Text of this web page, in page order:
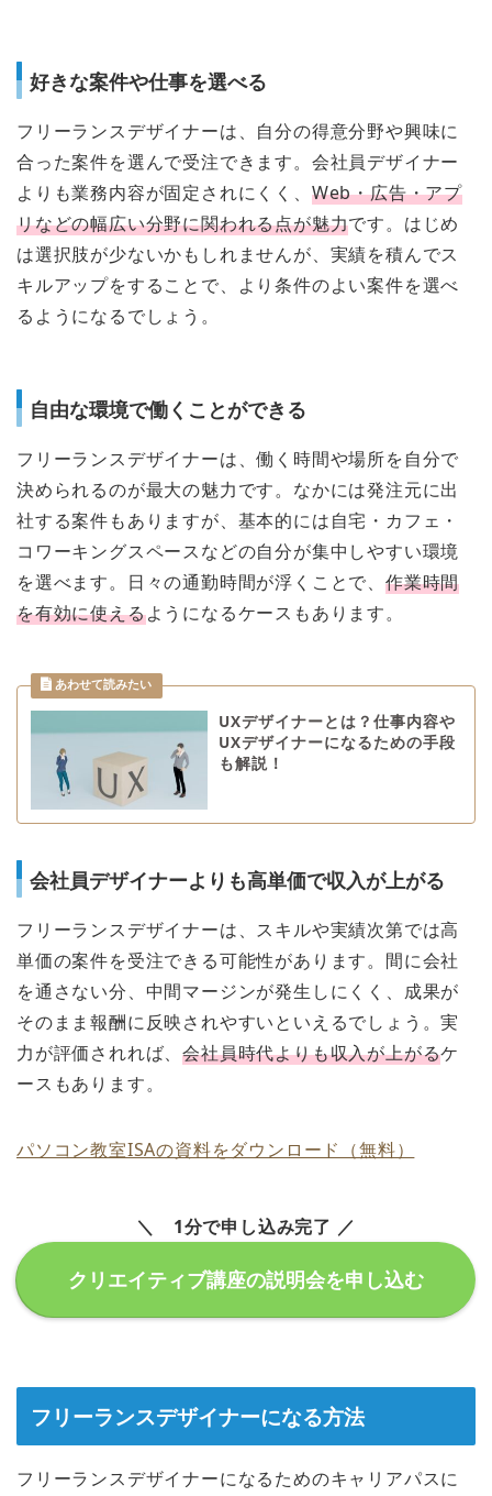
好きな案件や仕事を選べる
フリーランスデザイナーは、自分の得意分野や興味に
合った案件を選んで受注できます。会社員デザイナー
よりも業務内容が固定されにくく、 Web・広告・アプ
リなどの幅広い分野に関われる点が魅力です。はじめ
は選択肢が少ないかもしれませんが、実績を積んでス
キルアップをすることで、より条件のよい案件を選べ
るようになるでしょう。
自由な環境で働くことができる
フリーランスデザイナーは、働く時間や場所を自分で
決められるのが最大の魅力です。なかには発注元に出
社する案件もありますが、基本的には自宅・カフェ・
コワーキングスペースなどの自分が集中しやすい環境
を選べます。日々の通勤時間が浮くことで、 作業時間
を有効に使えるようになるケースもあります。
UXデザイナーとは？仕事内容や
UXデザイナーになるための手段
も解説！
会社員デザイナーよりも高単価で収入が上がる
フリーランスデザイナーは、スキルや実績次第では高
単価の案件を受注できる可能性があります。間に会社
を通さない分、中間マージンが発生しにくく、成果が
そのまま報酬に反映されやすいといえるでしょう。実
力が評価されれば、会社員時代よりも収入が上がるケ
ースもあります。
パソコン教室ISAの資料をダウンロード（無料）
＼ 1分で申し込み完了 ／
クリエイティブ講座の説明会を申し込む
フリーランスデザイナーになる方法
フリーランスデザイナーになるためのキャリアパスに